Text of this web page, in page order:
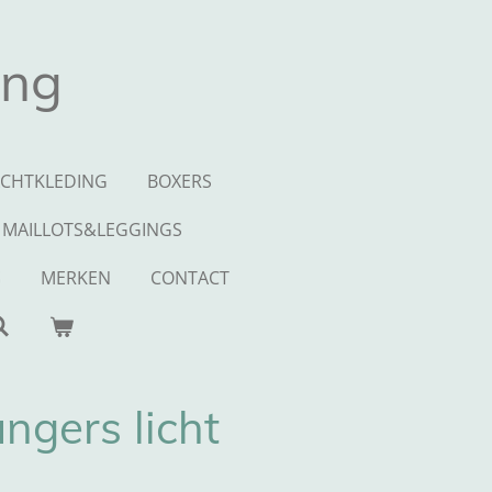
BOXERS
MAILLOTS&LEGGINGS
MERKEN
CONTACT
licht